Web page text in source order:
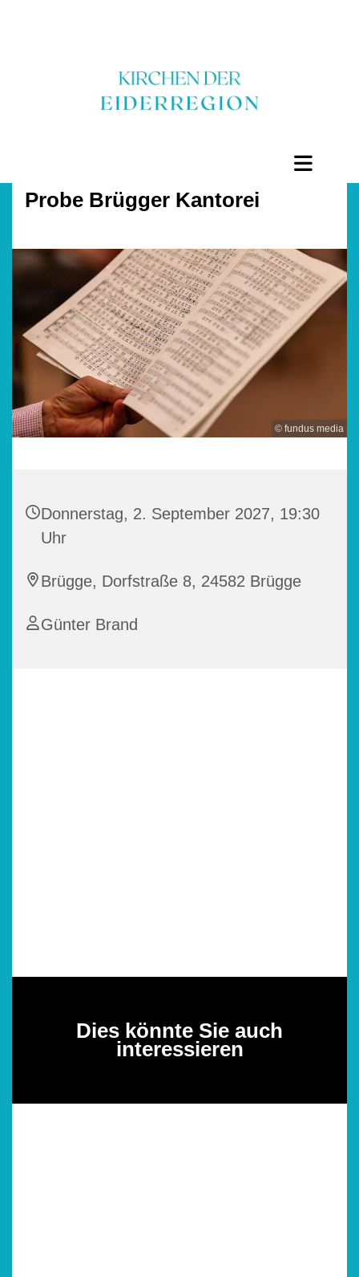
Probe Brügger Kantorei
© fundus media
Donnerstag, 2. September 2027, 19:30
Uhr
Brügge, Dorfstraße 8, 24582 Brügge
Günter Brand
Dies könnte Sie auch
interessieren